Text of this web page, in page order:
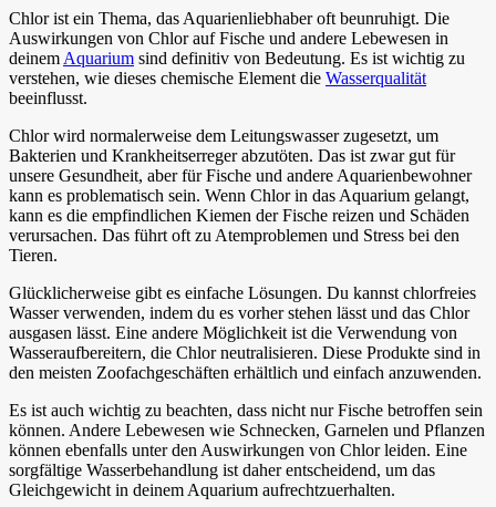
Chlor ist ein Thema, das Aquarienliebhaber oft beunruhigt. Die
Auswirkungen von Chlor auf Fische und andere Lebewesen in
deinemAquarium sind definitiv von Bedeutung. Es ist wichtig zu
verstehen, wie dieses chemische Element die Wasserqualität
beeinflusst.
Chlor wird normalerweise dem Leitungswasser zugesetzt, um
Bakterien und Krankheitserreger abzutöten. Das ist zwar gut für
unsere Gesundheit, aber für Fische und andere Aquarienbewohner
kann es problematisch sein. Wenn Chlor in das Aquarium gelangt,
kann es die empfindlichen Kiemen der Fische reizen und Schäden
verursachen. Das führt oft zu Atemproblemen und Stress bei den
Tieren.
Glücklicherweise gibt es einfache Lösungen. Du kannst chlorfreies
Wasser verwenden, indem du es vorher stehen lässt und das Chlor
ausgasen lässt. Eine andere Möglichkeit ist die Verwendung von
Wasseraufbereitern, die Chlor neutralisieren. Diese Produkte sind in
den meisten Zoofachgeschäften erhältlich und einfach anzuwenden.
Es ist auch wichtig zu beachten, dass nicht nur Fische betroffen sein
können. Andere Lebewesen wie Schnecken, Garnelen und Pflanzen
können ebenfalls unter den Auswirkungen von Chlor leiden. Eine
sorgfältige Wasserbehandlung ist daher entscheidend, um das
Gleichgewicht in deinem Aquarium aufrechtzuerhalten.